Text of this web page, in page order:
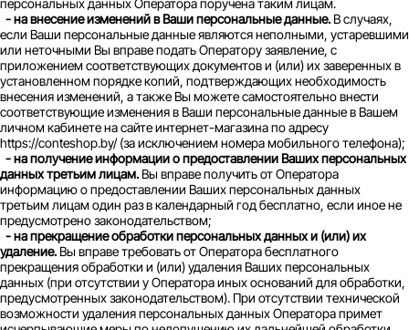
персональных данных Оператора поручена таким лицам.
- на внесение изменений в Ваши персональные данные.В случаях,
если Ваши персональные данные являются неполными, устаревшими
или неточными Вы вправе подать Оператору заявление, с
приложением соответствующих документов и (или) их заверенных в
установленном порядке копий, подтверждающих необходимость
внесения изменений, а также Вы можете самостоятельно внести
соответствующие изменения в Ваши персональные данные в Вашем
личном кабинете на сайте интернет-магазина по адресу
https://conteshop.by/ (за исключением номера мобильного телефона);
- на получение информации о предоставлении Ваших персональных
данных третьим лицам.Вы вправе получить от Оператора
информацию о предоставлении Ваших персональных данных
третьим лицам один раз в календарный год бесплатно, если иное не
предусмотрено законодательством;
- на прекращение обработки персональных данных и (или) их
удаление.Вы вправе требовать от Оператора бесплатного
прекращения обработки и (или) удаления Ваших персональных
данных (при отсутствии у Оператора иных оснований для обработки,
предусмотренных законодательством). При отсутствии технической
возможности удаления персональных данных Оператора примет